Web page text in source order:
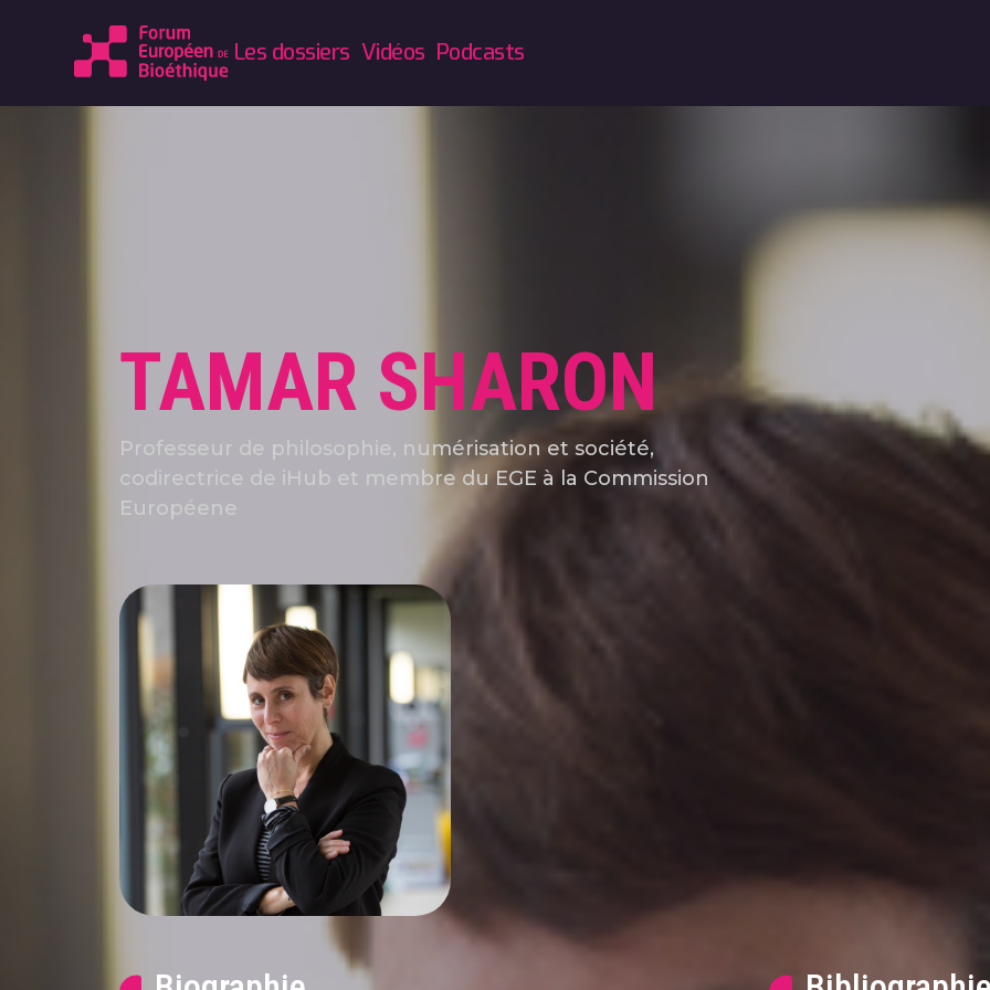
Les dossiers Vidéos Podcasts
TAMAR SHARON
Professeur de philosophie, numérisation et société,
codirectrice de iHub et membre du EGE à la Commission
Européene